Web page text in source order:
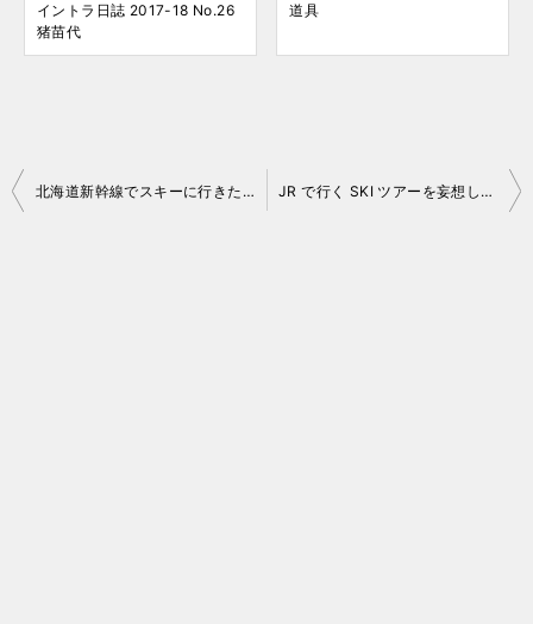
イントラ日誌 2017-18 No.26
猪苗代
道具
投
北海道新幹線でスキーに行きたい！ JR で行く SKI ツアーを妄想してみる！